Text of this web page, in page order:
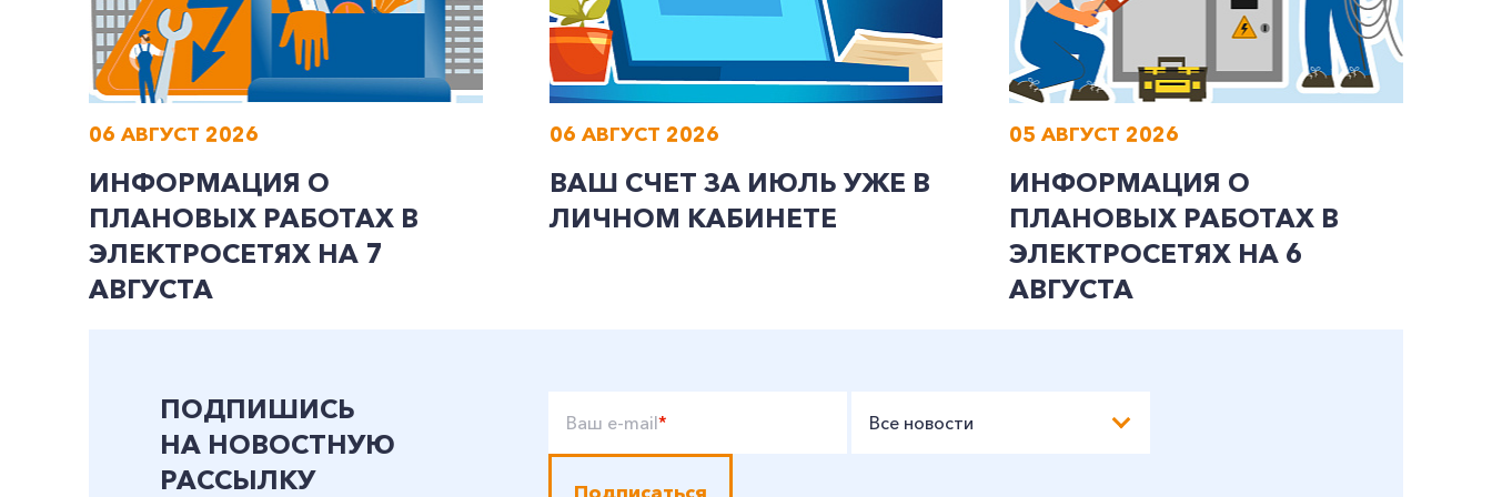
06 АВГУСТ 2026
ИНФОРМАЦИЯ О
ПЛАНОВЫХ РАБОТАХ В
ЭЛЕКТРОСЕТЯХ НА 7
АВГУСТА
06 АВГУСТ 2026
ВАШ СЧЕТ ЗА ИЮЛЬ УЖЕ В
ЛИЧНОМ КАБИНЕТЕ
05 АВГУСТ 2026
ИНФОРМАЦИЯ О
ПЛАНОВЫХ РАБОТАХ В
ЭЛЕКТРОСЕТЯХ НА 6
АВГУСТА
ПОДПИШИСЬ
НА НОВОСТНУЮ
РАССЫЛКУ
Ваш e-mail* Все новости